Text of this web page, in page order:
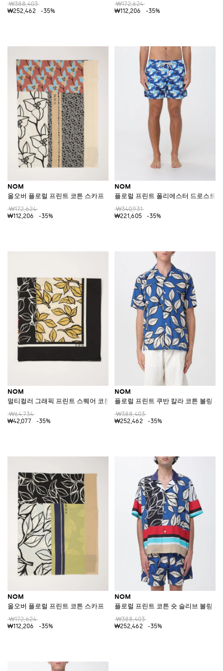
₩388,403
₩252,462
-35%
₩172,624
₩112,206
-35%
NOM
올오버 플로럴 프린트 코튼 스카프
₩172,624
₩112,206
-35%
NOM
플로럴 프린트 폴리에스터 드로스트
₩340,931
₩221,605
-35%
NOM
멀티컬러 그래픽 프린트 스퀘어 코튼 스카프
₩64,734
₩42,077
-35%
NOM
플로럴 프린트 쿠반 칼라 코튼 볼링 셔
₩388,403
₩252,462
-35%
NOM
올오버 플로럴 프린트 코튼 스카프
₩172,624
₩112,206
-35%
NOM
플로럴 프린트 코튼 숏 슬리브 볼링 셔
₩388,403
₩252,462
-35%